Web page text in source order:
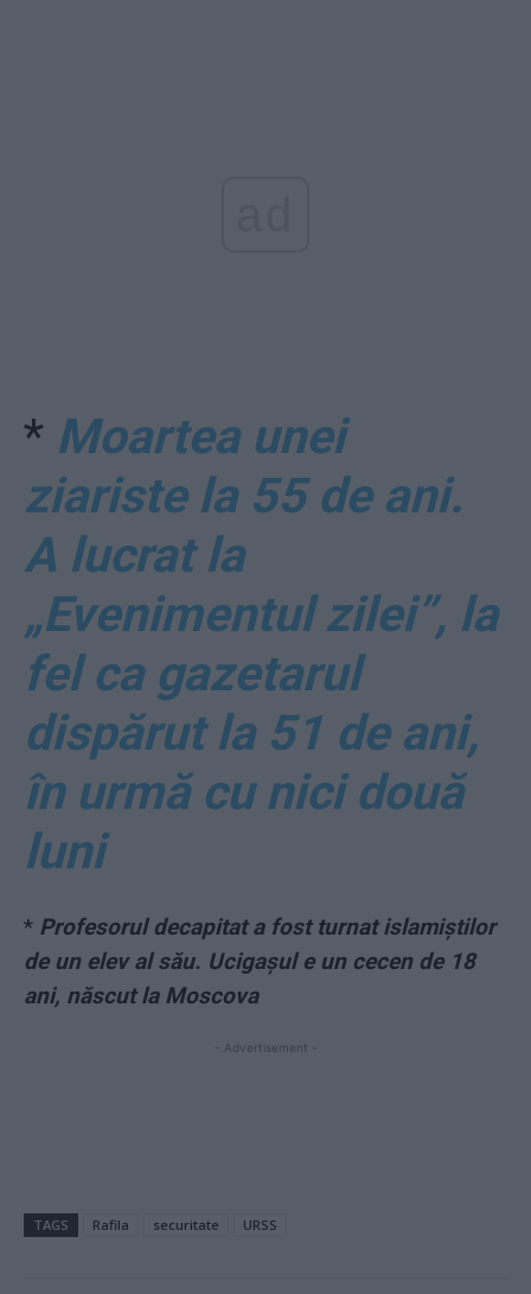
* Moartea unei
ziariste la 55 de ani.
A lucrat la
„Evenimentul zilei”, la
fel ca gazetarul
dispărut la 51 de ani,
în urmă cu nici două
luni
* Profesorul decapitat a fost turnat islamiștilor
de un elev al său. Ucigașul e un cecen de 18
ani, născut la Moscova
- Advertisement -
TAGS Rafila securitate URSS